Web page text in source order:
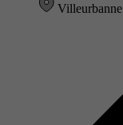
Villeurbanne